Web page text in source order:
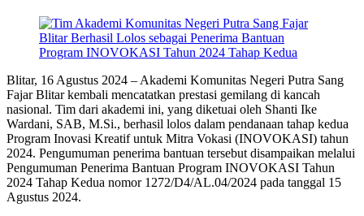
Blitar, 16 Agustus 2024 – Akademi Komunitas Negeri Putra Sang
Fajar Blitar kembali mencatatkan prestasi gemilang di kancah
nasional. Tim dari akademi ini, yang diketuai oleh Shanti Ike
Wardani, SAB, M.Si., berhasil lolos dalam pendanaan tahap kedua
Program Inovasi Kreatif untuk Mitra Vokasi (INOVOKASI) tahun
2024. Pengumuman penerima bantuan tersebut disampaikan melalui
Pengumuman Penerima Bantuan Program INOVOKASI Tahun
2024 Tahap Kedua nomor 1272/D4/AL.04/2024 pada tanggal 15
Agustus 2024.